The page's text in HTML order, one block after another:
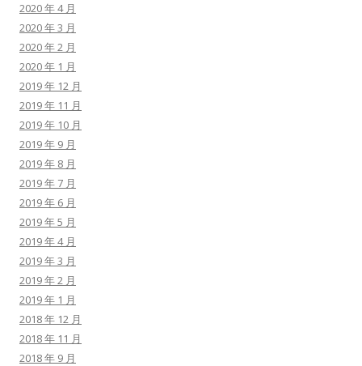
2020 年 4 月
2020 年 3 月
2020 年 2 月
2020 年 1 月
2019 年 12 月
2019 年 11 月
2019 年 10 月
2019 年 9 月
2019 年 8 月
2019 年 7 月
2019 年 6 月
2019 年 5 月
2019 年 4 月
2019 年 3 月
2019 年 2 月
2019 年 1 月
2018 年 12 月
2018 年 11 月
2018 年 9 月